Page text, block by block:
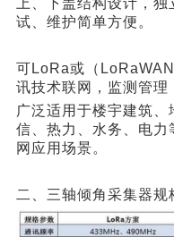
上、下盖结构设计，
试、维护简单方便。
可LoRa或（
讯技术联网，监测管理
广泛适用于楼宇建筑、
信、热力、水务、电力
网应用场景。
二、三轴倾角采集器规